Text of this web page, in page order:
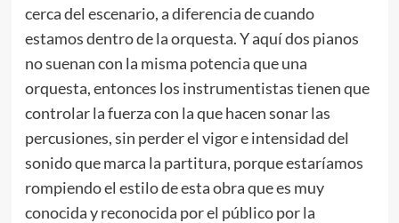
cerca del escenario, a diferencia de cuando
estamos dentro de la orquesta. Y aquí dos pianos
no suenan con la misma potencia que una
orquesta, entonces los instrumentistas tienen que
controlar la fuerza con la que hacen sonar las
percusiones, sin perder el vigor e intensidad del
sonido que marca la partitura, porque estaríamos
rompiendo el estilo de esta obra que es muy
conocida y reconocida por el público por la